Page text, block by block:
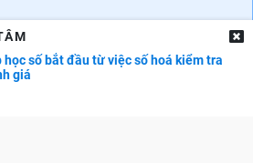
học số bắt đầu từ việc số hoá kiểm tra
giá